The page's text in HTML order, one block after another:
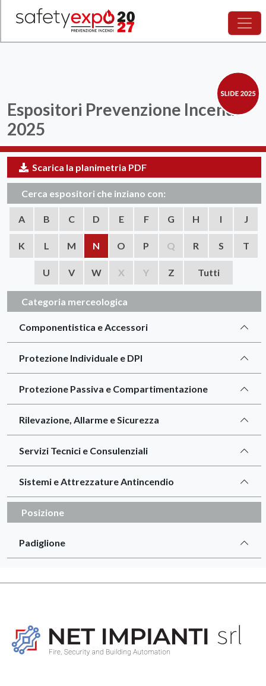
Espositori Prevenzione Incendi
2025
Scarica la planimetria PDF
Cerca espositori che inziano con:
A B C D E F G H I J
K L M N O P Q R S T
U V W X Y Z Tutti
Categoria merceologica
Componentistica e Accessori
Protezione Individuale e DPI
Protezione Passiva e Compartimentazione
Rilevazione, Allarme e Sicurezza
Servizi Tecnici e Consulenziali
Sistemi e Attrezzature Antincendio
Posizione
Padiglione